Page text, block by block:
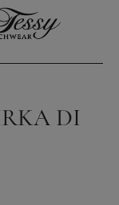
DI